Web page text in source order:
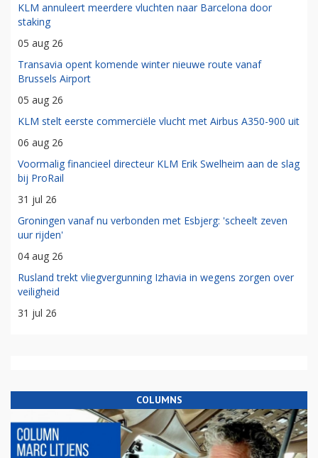
KLM annuleert meerdere vluchten naar Barcelona door
staking
05 aug 26
Transavia opent komende winter nieuwe route vanaf
Brussels Airport
05 aug 26
KLM stelt eerste commerciële vlucht met Airbus A350-900 uit
06 aug 26
Voormalig financieel directeur KLM Erik Swelheim aan de slag
bij ProRail
31 jul 26
Groningen vanaf nu verbonden met Esbjerg: 'scheelt zeven
uur rijden'
04 aug 26
Rusland trekt vliegvergunning Izhavia in wegens zorgen over
veiligheid
31 jul 26
COLUMNS